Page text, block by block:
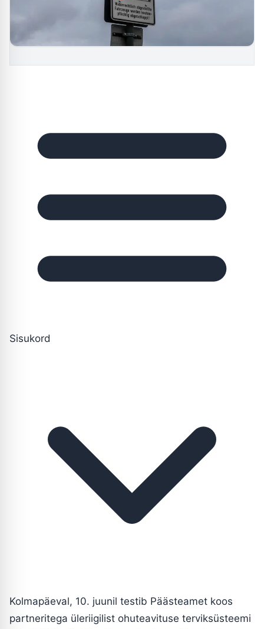
Sisukord
Kolmapäeval, 10. juunil testib Päästeamet koos
partneritega üleriigilist ohuteavituse terviksüsteemi